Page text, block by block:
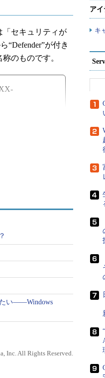
「セキュリティが
“Defender”が付き
のものです。
ます。規則の内
過を許可するも
い――Windows
Inc. All Rights Reserved.
ア
キ